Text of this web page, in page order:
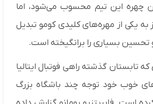
چهره این تیم محسوب می‌شود، اما
به یکی از مهره‌های کلیدی کومو تبدیل
تحسین بسیاری را برانگیخته است.
تابستان گذشته راهی فوتبال ایتالیا
خوب خود توجه چند باشگاه بزرگ